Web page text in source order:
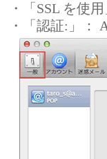
・「SSL を使
・「認証:」：